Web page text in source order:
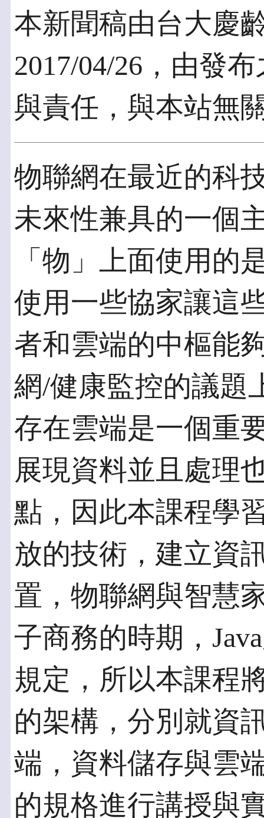
本新聞稿由台大慶
2017/04/26，由發
與責任，與本站無
物聯網在最近的科
未來性兼具的一個
「物」上面使用的
使用一些協家讓這
者和雲端的中樞能
網/健康監控的議題
存在雲端是一個重
展現資料並且處理
點，因此本課程學
放的技術，建立資
置，物聯網與智慧
子商務的時期，
規定，所以本課程
的架構，分別就資
端，資料儲存與雲
的規格進行講授與